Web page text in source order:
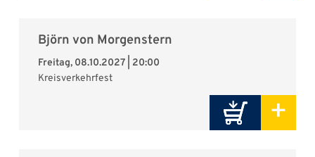
Björn von Morgenstern
Freitag, 08.10.2027 | 20:00
Kreisverkehrfest
+